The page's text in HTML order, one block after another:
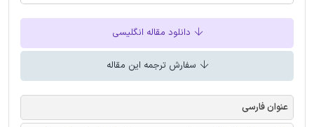
دانلود مقاله انگلیسی
سفارش ترجمه این مقاله
عنوان فارسی